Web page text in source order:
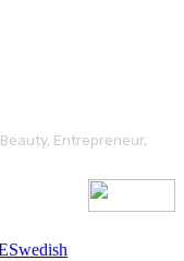
Entrepreneur,
Swedish